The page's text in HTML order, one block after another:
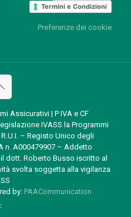
Termini e Condizioni
Preferenze dei cookie
Assicurativi | P IVA e CF
IVASS la Programmi
– Registo Unico degli
n. A000479907 – Addetto
dott. Roberto Busso iscritto al
svolta soggetta alla vigilanza
by: PAACommunication